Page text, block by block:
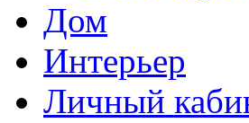
Дом
Интерьер
Личный